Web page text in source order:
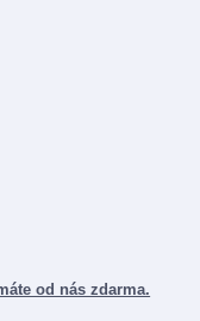
od nás zdarma.